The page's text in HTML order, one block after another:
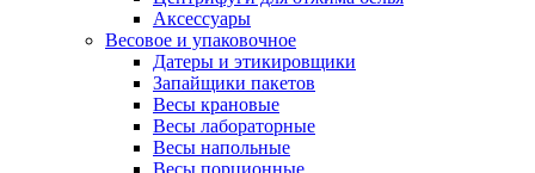
Аксессуары
Весовое и упаковочное
Датеры и этикировщики
Запайщики пакетов
Весы крановые
Весы лабораторные
Весы напольные
Весы порционные